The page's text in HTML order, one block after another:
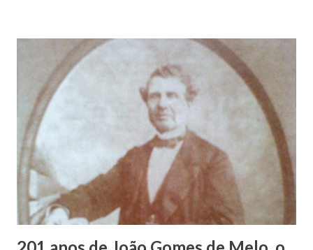
infância pobre, João Vieira não pôde se dedicar aos
estudos, e então passou a colocar o trabalho em primeiro
plano para auxiliar na renda familiar. No comércio foi
garçon, dono de bar, de armarinho e depois de uma
panificação. “Ao contrário de muitos, que renegam suas
raízes e procuram obscurecer seu passado, orgulhava-se
em defender o pão como garçon, tendo incontáveis vezes
que trabalhar copiosamente fora de seu horário normal em
trocas de gorjetas que c...